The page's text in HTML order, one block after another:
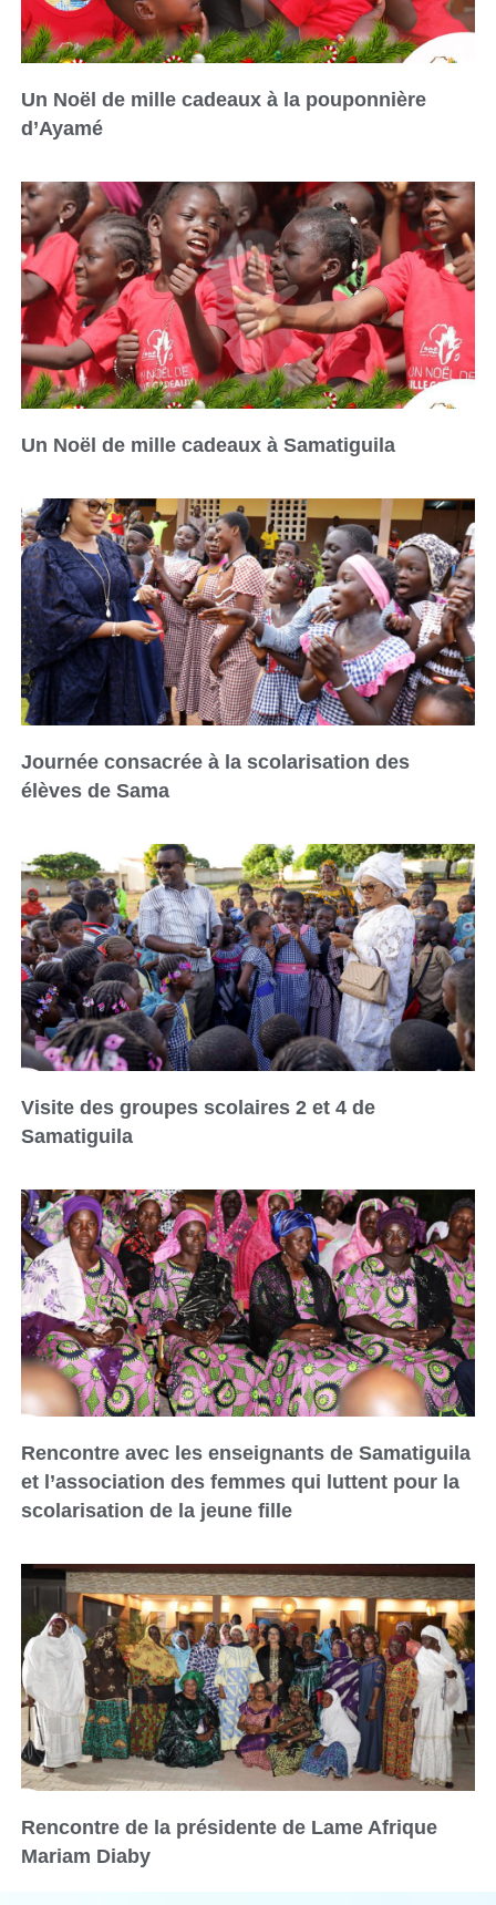
Un Noël de mille cadeaux à la pouponnière
d’Ayamé
Un Noël de mille cadeaux à Samatiguila
Journée consacrée à la scolarisation des
élèves de Sama
Visite des groupes scolaires 2 et 4 de
Samatiguila
Rencontre avec les enseignants de Samatiguila
et l’association des femmes qui luttent pour la
scolarisation de la jeune fille
Rencontre de la présidente de Lame Afrique
Mariam Diaby